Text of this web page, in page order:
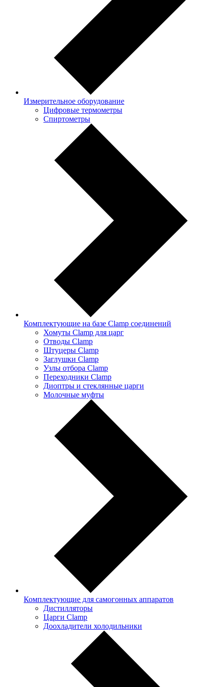
Измерительное оборудование
Цифровые термометры
Спиртометры
Комплектующие на базе Clamp соединений
Хомуты Clamp для царг
Отводы Clamp
Штуцеры Clamp
Заглушки Clamp
Узлы отбора Clamp
Переходники Clamp
Диоптры и стеклянные царги
Молочные муфты
Комплектующие для самогонных аппаратов
Дистилляторы
Царги Clamp
Доохладители холодильники